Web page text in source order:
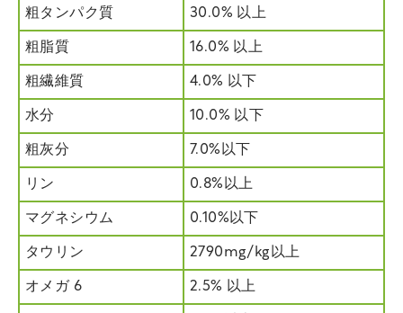
粗タンパク質 30.0% 以上
粗脂質 16.0% 以上
粗繊維質 4.0% 以下
水分 10.0% 以下
粗灰分 7.0%以下
リン 0.8%以上
マグネシウム 0.10%以下
タウリン 2790mg/kg以上
オメガ 6 2.5% 以上